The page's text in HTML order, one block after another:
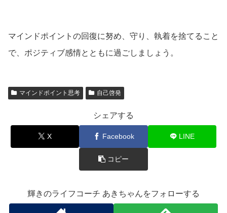
マインドポイントの回復に努め、守り、執着を捨てること
で、ポジティブ感情とともに過ごしましょう。
マインドポイント思考 自己啓発
シェアする
X Facebook LINE
コピー
輝きのライフコーチ あきちゃんをフォローする